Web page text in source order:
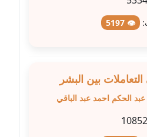
👁 5197
بين البشر
عبد الحكم احمد عبد الباقي
10852